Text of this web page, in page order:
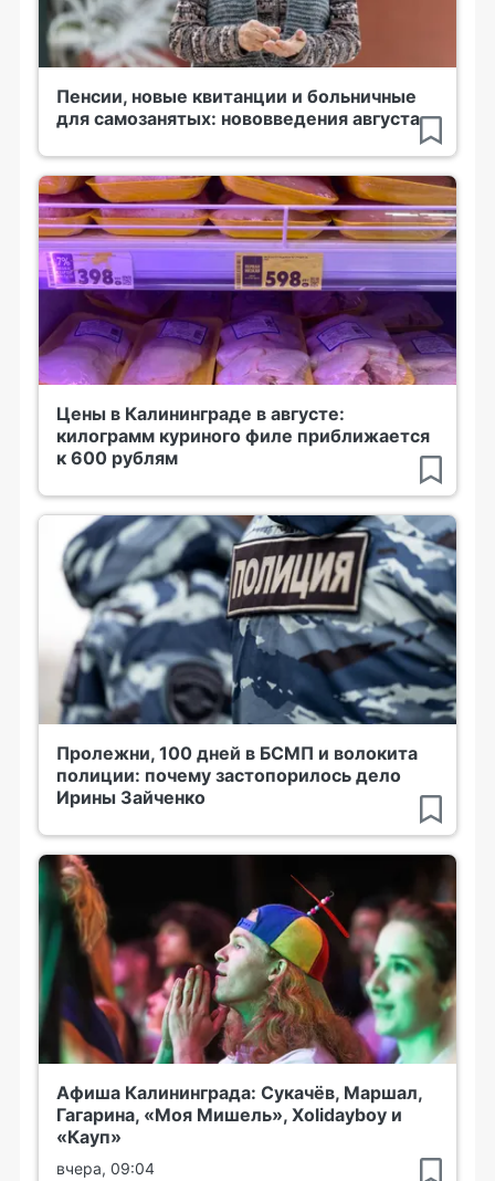
Пенсии, новые квитанции и больничные
для самозанятых: нововведения августа
Цены в Калининграде в августе:
килограмм куриного филе приближается
к 600 рублям
Пролежни, 100 дней в БСМП и волокита
полиции: почему застопорилось дело
Ирины Зайченко
Афиша Калининграда: Сукачёв, Маршал,
Гагарина, «Моя Мишель», Xolidayboy и
«Кауп»
вчера, 09:04